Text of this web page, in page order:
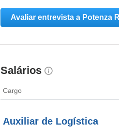
Avaliar entrevista a Potenza
Salários
Cargo
Auxiliar de Logística